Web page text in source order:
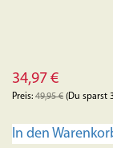
34,97 €
Preis: 49,95€ (Du sparst
In den